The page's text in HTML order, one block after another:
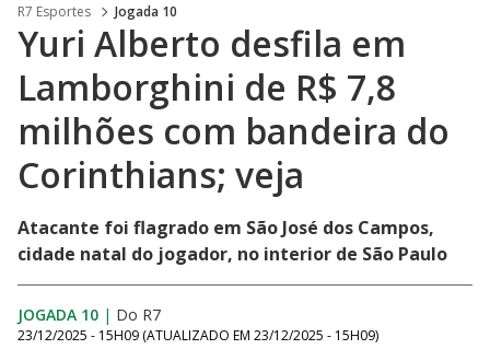
R7 Esportes Jogada 10
Yuri Alberto desfila em
Lamborghini de R$ 7,8
milhões com bandeira do
Corinthians; veja
Atacante foi flagrado em São José dos Campos,
cidade natal do jogador, no interior de São Paulo
JOGADA 10 | Do R7
23/12/2025 - 15H09 (ATUALIZADO EM 23/12/2025 - 15H09)